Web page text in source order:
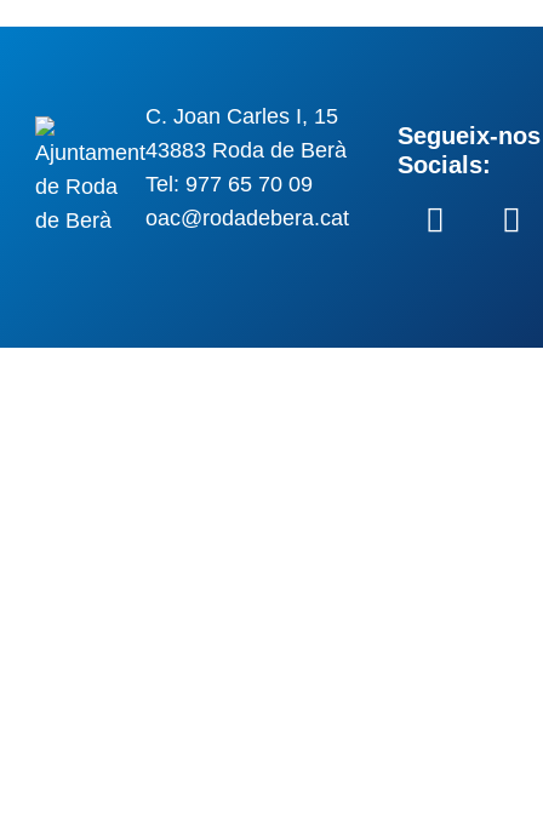
C. Joan Carles I, 15
43883 Roda de Berà
Tel: 977 65 70 09
oac@rodadebera.cat
Segueix-
Socials: